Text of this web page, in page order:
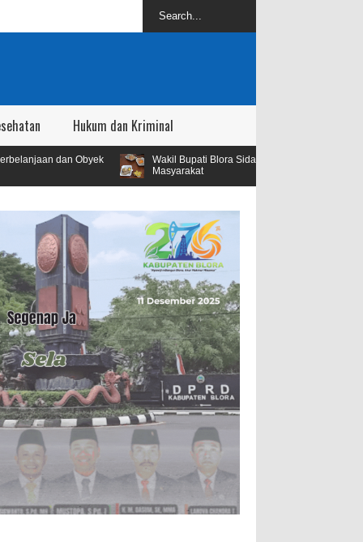
Hukum dan Kriminal
Wakil Bupati Blora Sidak SPPG Kedungbecici Menyusul Adanya